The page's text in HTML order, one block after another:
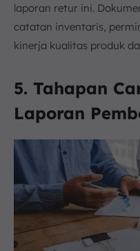
laporan retur ini.
catatan inventaris,
kinerja kualitas produk
5. Tahapan
Laporan